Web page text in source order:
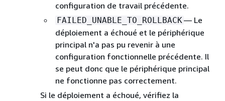
configuration de travail précédente.
FAILED_UNABLE_TO_ROLLBACK— Le
déploiement a échoué et le périphérique
principal n'a pas pu revenir à une
configuration fonctionnelle précédente. Il
se peut donc que le périphérique principal
ne fonctionne pas correctement.
Si le déploiement a échoué, vérifiez la